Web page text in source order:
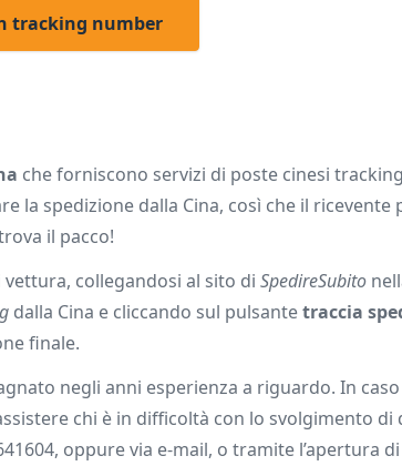
tracking number
che forniscono servizi di poste cinesi
la spedizione dalla Cina, così che il ricevente
il pacco!
collegandosi al sito di SpedireSubito
dalla Cina e cliccando sul pulsantetraccia
finale.
negli anni esperienza a riguardo. In
chi è in difficoltà con lo svolgimento di
oppure via e-mail, o tramite l’apertura